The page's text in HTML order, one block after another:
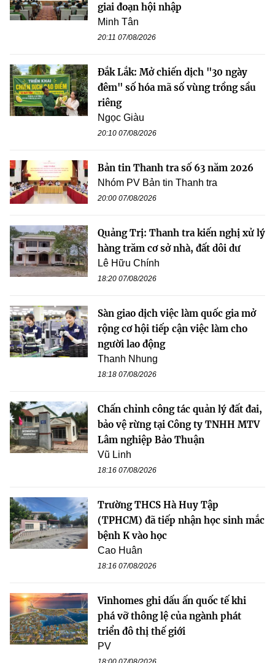
giai đoạn hội nhập
Minh Tân
20:11 07/08/2026
Đắk Lắk: Mở chiến dịch "30 ngày
đêm" số hóa mã số vùng trồng sầu
riêng
Ngọc Giàu
20:10 07/08/2026
Bản tin Thanh tra số 63 năm 2026
Nhóm PV Bản tin Thanh tra
20:00 07/08/2026
Quảng Trị: Thanh tra kiến nghị xử lý
hàng trăm cơ sở nhà, đất dôi dư
Lê Hữu Chính
18:20 07/08/2026
Sàn giao dịch việc làm quốc gia mở
rộng cơ hội tiếp cận việc làm cho
người lao động
Thanh Nhung
18:18 07/08/2026
Chấn chỉnh công tác quản lý đất đai,
bảo vệ rừng tại Công ty TNHH MTV
Lâm nghiệp Bảo Thuận
Vũ Linh
18:16 07/08/2026
Trường THCS Hà Huy Tập
(TPHCM) đã tiếp nhận học sinh mắc
bệnh K vào học
Cao Huân
18:16 07/08/2026
Vinhomes ghi dấu ấn quốc tế khi
phá vỡ thông lệ của ngành phát
triển đô thị thế giới
PV